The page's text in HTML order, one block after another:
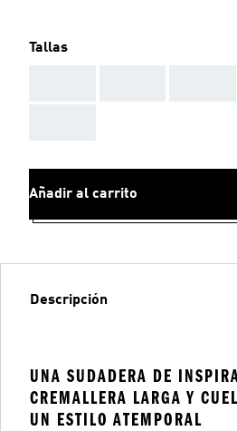
Tallas
Añadir al carrito
Descripción
UNA SUDADERA DE
CREMALLERA LARGA Y
UN ESTILO ATEMPORAL